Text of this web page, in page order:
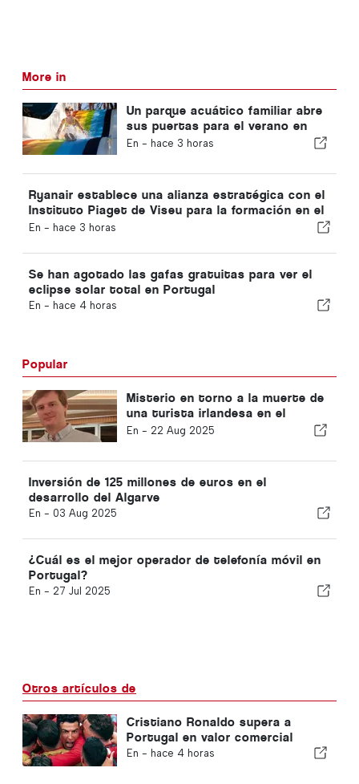
More in
Un parque acuático familiar abre
sus puertas para el verano en
Portugal con entradas a 2 €
En - hace 3 horas
Ryanair establece una alianza estratégica con el
Instituto Piaget de Viseu para la formación en el
sector de la aviación en Portugal
En - hace 3 horas
Se han agotado las gafas gratuitas para ver el
eclipse solar total en Portugal
En - hace 4 horas
Popular
Misterio en torno a la muerte de
una turista irlandesa en el
Algarve
En - 22 Aug 2025
Inversión de 125 millones de euros en el
desarrollo del Algarve
En - 03 Aug 2025
¿Cuál es el mejor operador de telefonía móvil en
Portugal?
En - 27 Jul 2025
Otros artículos de
Cristiano Ronaldo supera a
Portugal en valor comercial
En - hace 4 horas